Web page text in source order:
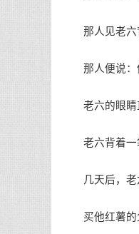
那人见老六背
那人便说：你
老六的眼睛直
老六背着一袋
几天后，老六
买他红薯的父